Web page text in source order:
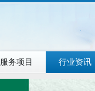
服务项目 行业资讯